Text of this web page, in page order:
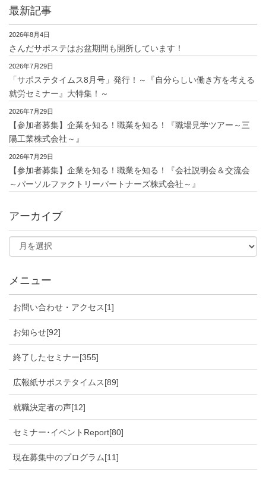
最新記事
2026年8月4日
さんだサポステはお盆期間も開所しています！
2026年7月29日
「サポステタイムス8月号」発行！～『自分らしい働き方を考える
就労セミナー』大特集！～
2026年7月29日
【参加者募集】企業を知る！職業を知る！『職場見学ツアー～三
陽工業株式会社～』
2026年7月29日
【参加者募集】企業を知る！職業を知る！『会社説明会＆交流会
～パーソルファクトリーパートナーズ株式会社～』
アーカイブ
メニュー
お問い合わせ・アクセス[1]
お知らせ[92]
終了したセミナー[355]
広報紙サポステタイムス[89]
就職決定者の声[12]
セミナー･イベントReport[80]
現在募集中のプログラム[11]